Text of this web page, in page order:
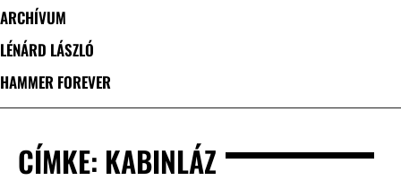
ARCHÍVUM
LÉNÁRD LÁSZLÓ
HAMMER FOREVER
CÍMKE: KABINLÁZ